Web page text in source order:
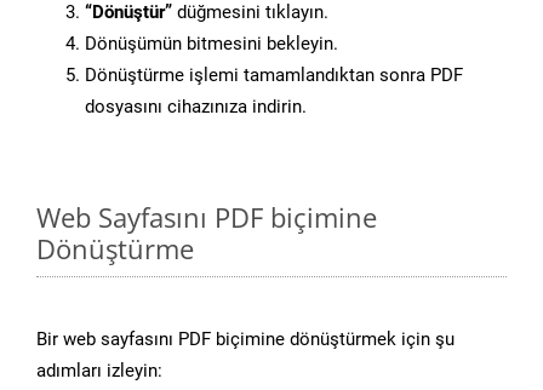
“Dönüştür” düğmesini tıklayın.
Dönüşümün bitmesini bekleyin.
Dönüştürme işlemi tamamlandıktan sonra PDF
dosyasını cihazınıza indirin.
Web Sayfasını PDF biçimine
Dönüştürme
Bir web sayfasını PDF biçimine dönüştürmek için şu
adımları izleyin: